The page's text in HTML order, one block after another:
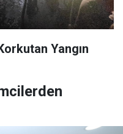
Yangın